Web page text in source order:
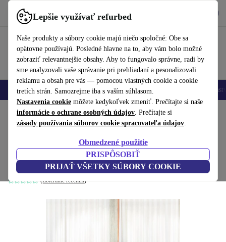
Lepšie využívať refurbed
Naše produkty a súbory cookie majú niečo spoločné: Obe sa
opätovne používajú. Posledné hlavne na to, aby vám bolo možné
zobraziť relevantnejšie obsahy. Aby to fungovalo správne, radi by
sme analyzovali vaše správanie pri prehliadaní a pesonalizovali
reklamu a obsah pre vás — pomocou vlastných cookie a cookie
tretích strán. Samozrejme iba s vaším súhlasom.
Nastavenia cookie môžete kedykoľvek zmeniť. Prečítajte si naše
informácie o ochrane osobných údajov. Prečítajte si
zásady používania súborov cookie spracovateľa údajov.
Obmedzené použitie
PRISPÔSOBIŤ
PRIJAŤ VŠETKY SÚBORY COOKIE
používať refurbed rýchlo a jednoducho
Mobilné telefóny Laptopy Tablety Inteligentné hodinky
Domov Produkty Domácnosť Nábytok
Madison rozkladacia pohovka pravá
recamiere Danny Dusty Blue
modrá
(Zbieranie recenzií)